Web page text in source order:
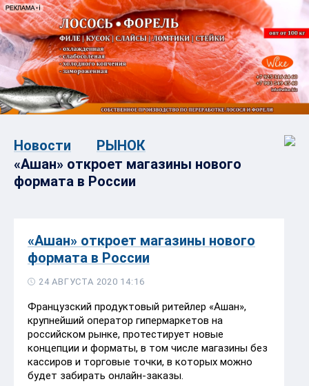
Новости
РЫНОК
«Ашан» откроет магазины нового
формата в России
«Ашан» откроет магазины нового
формата в России
24 АВГУСТА 2020 14:16
Французский продуктовый ритейлер «Ашан»,
крупнейший оператор гипермаркетов на
российском рынке, протестирует новые
концепции и форматы, в том числе магазины без
кассиров и торговые точки, в которых можно
будет забирать онлайн-заказы.